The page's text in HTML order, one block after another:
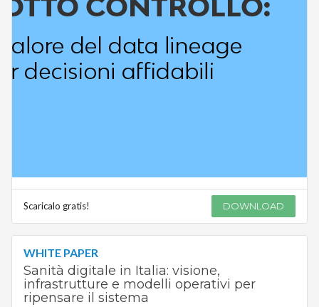
Scaricalo gratis! DOWNLOAD
WHITE PAPER
Sanità digitale in Italia: visione,
infrastrutture e modelli operativi per
ripensare il sistema